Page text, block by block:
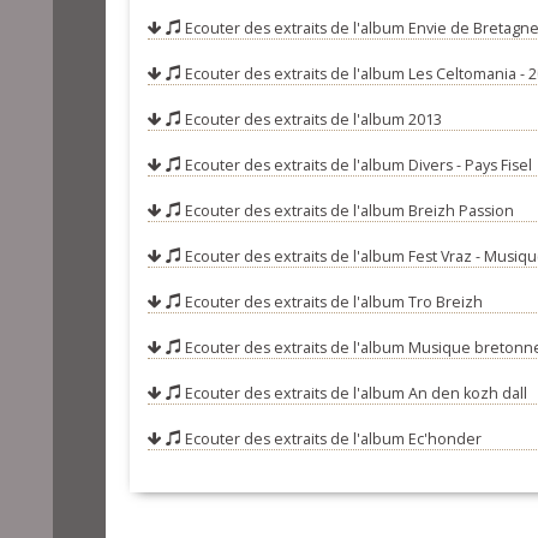
08-Son ar
09-Paseet
13-Suite de
14-A
15-Metig -
16-An ti bihan
Ecouter des extraits de l'album Envie de
Ecouter des extraits de l'album Les Celtomania -
Ecouter des extraits de l'album 2013
Ecouter des extraits de l'album Divers - Pays Fisel
Ecouter des extraits de l'album Breizh Passion
Ecouter des extraits de l'album Fest Vraz -
Ecouter des extraits de l'album Tro Breizh
Ecouter des extraits de l'album Musique
Ecouter des extraits de l'album An den kozh dall
Ecouter des extraits de l'album Ec'honder